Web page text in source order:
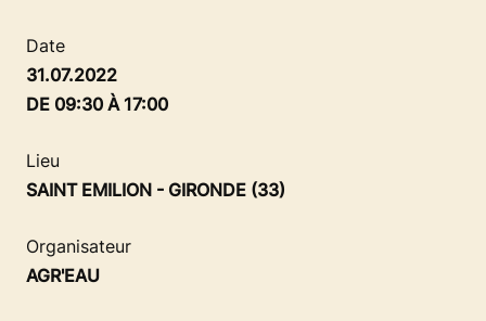
AGIR
SE FORMER
RESSOURCES
Date
31.07.2022
DE 09:30 À 17:00
Lieu
SAINT EMILION - GIRONDE (33)
Organisateur
AGR'EAU